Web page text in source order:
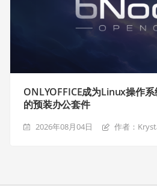
ONLYOFFICE成为Linux操作
的预装办公套件
2026年08月04日 作者：